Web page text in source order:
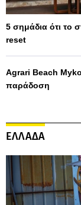
5 σημάδια ότι το
reset
Agrari Beach
παράδοση
ΕΛΛΑΔΑ